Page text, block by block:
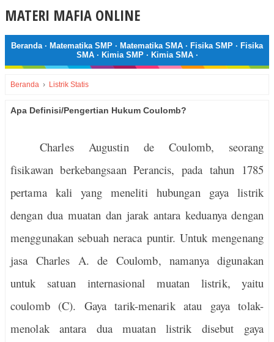
MATERI MAFIA ONLINE
Beranda· Matematika SMP · Matematika SMA · Fisika SMP · Fisika
SMA· Kimia SMP· Kimia SMA·
Beranda › Listrik Statis
Apa Definisi/Pengertian Hukum Coulomb?
Charles Augustin de Coulomb, seorang
fisikawan berkebangsaan Perancis, pada tahun 1785
pertama kali yang meneliti hubungan gaya listrik
dengan dua muatan dan jarak antara keduanya dengan
menggunakan sebuah neraca puntir. Untuk mengenang
jasa Charles A. de Coulomb, namanya digunakan
untuk satuan internasional muatan listrik, yaitu
coulomb (C). Gaya tarik-menarik atau gaya tolak-
menolak antara dua muatan listrik disebut gaya